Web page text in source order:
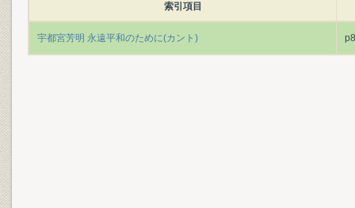
索引項目
宇都宮芳明 永遠平和のために(カント)